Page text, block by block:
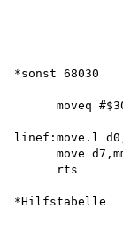
*sonst 68030
moveq
linef:move.l
move
      rts
*Hilfstabelle